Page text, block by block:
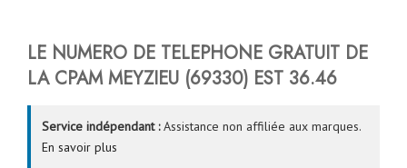
LE NUMERO DE TELEPHONE GRATUIT DE
LA CPAMMEYZIEU (69330) EST 36.46
Service indépendant :Assistance non affiliée aux marques.
En savoir plus